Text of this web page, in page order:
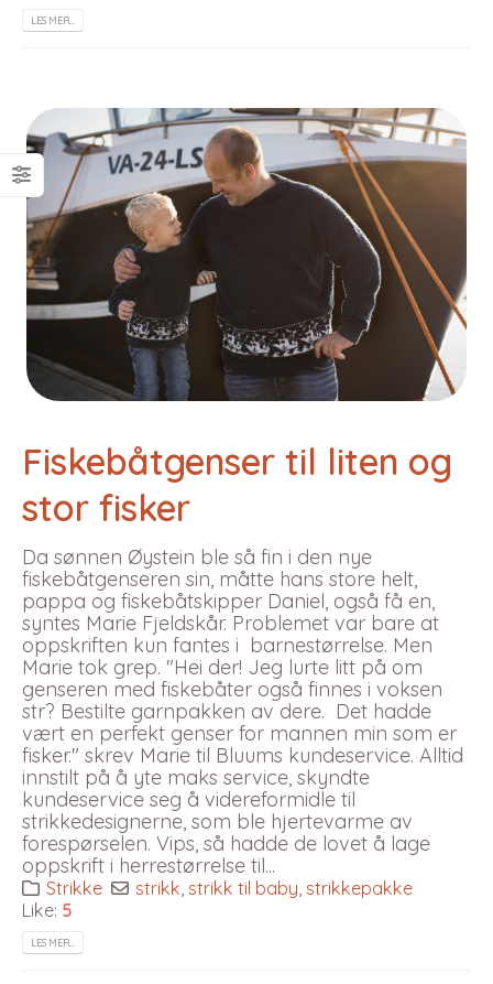
LES MER…
Fiskebåtgenser til liten og
stor fisker
Da sønnen Øystein ble så fin i den nye
fiskebåtgenseren sin, måtte hans store helt,
pappa og fiskebåtskipper Daniel, også få en,
syntes Marie Fjeldskår. Problemet var bare at
oppskriften kun fantes i barnestørrelse. Men
Marie tok grep. "Hei der! Jeg lurte litt på om
genseren med fiskebåter også finnes i voksen
str? Bestilte garnpakken av dere. Det hadde
vært en perfekt genser for mannen min som er
fisker." skrev Marie til Bluums kundeservice. Alltid
innstilt på å yte maks service, skyndte
kundeservice seg å videreformidle til
strikkedesignerne, som ble hjertevarme av
forespørselen. Vips, så hadde de lovet å lage
oppskrift i herrestørrelse til...
Strikke strikk, strikk til baby, strikkepakke
Like: 5
LES MER…